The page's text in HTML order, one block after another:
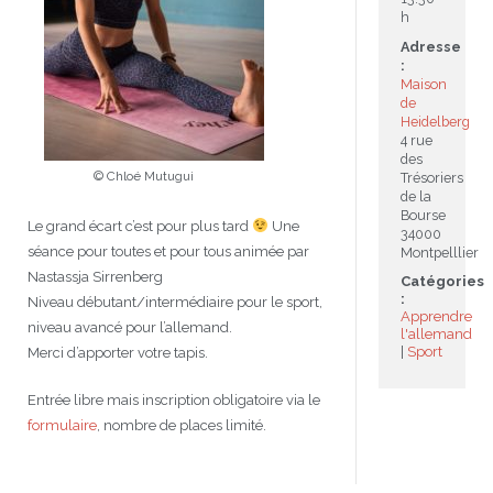
Niveaux de base
Perfectionnement
Cours thématiques
Formation professionnelle
Cours enfants / ados
Cours particuliers
Stages intensifs
Inscriptions et tarifs
Tandem linguistique
Infos profs d’allemand
Matériel pédagogique
Formation des enseignants
Infos pour les parents
Section Internationale Allemand
Cercle de lecture
Onleihe – Prêt en ligne
écolotude
Conseil de mobilité
Coaching individuel
Volontariat écologique
Opportunités
Petites annonces
Rédiger une annonce
Classe@Klasse
Inscription pour les classes françaises
Anmeldung für deutsche Klassen
Inscription à notre newsletter
Actualités
Notre équipe
Equipe de Montpellier
Equipe de Heidelberg
Jumelage Heidelberg / Montpellier
50 ans en 2016
Plan d’accès
Partenaires institutionnels
Coopérations culturelles et pédagogiques
Réseaux franco-allemands en LR
Liens utiles
JEU
Les Mystères de Heidelberg
99Ballons
© Chloé Mutugui
Le grand écart c’est pour plus tard
Une
séance pour toutes et pour tous animée par
Nastassja Sirrenberg
Niveau débutant/intermédiaire pour le sport,
niveau avancé pour l’allemand.
Merci d’apporter votre tapis.
Entrée libre mais inscription obligatoire via le
formulaire , nombre de places limité.
h
Adresse
:
Maison
de
Heidelberg
4 rue
des
Trésoriers
de la
Bourse
34000
Montpelllier
Catégories
:
Apprendre
l'allemand
Sport